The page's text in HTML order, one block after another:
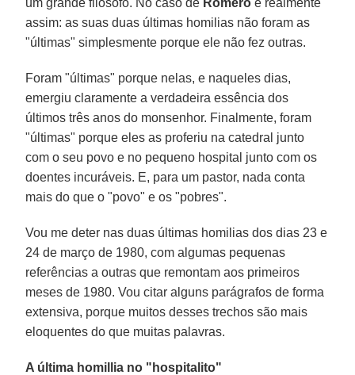
assim: as suas duas últimas homilias não foram as
"últimas" simplesmente porque ele não fez outras.
Foram "últimas" porque nelas, e naqueles dias,
emergiu claramente a verdadeira essência dos
últimos três anos do monsenhor. Finalmente, foram
"últimas" porque eles as proferiu na catedral junto
com o seu povo e no pequeno hospital junto com os
doentes incuráveis. E, para um pastor, nada conta
mais do que o "povo" e os "pobres".
Vou me deter nas duas últimas homilias dos dias 23 e
24 de março de 1980, com algumas pequenas
referências a outras que remontam aos primeiros
meses de 1980. Vou citar alguns parágrafos de forma
extensiva, porque muitos desses trechos são mais
eloquentes do que muitas palavras.
A última homillia no "hospitalito"